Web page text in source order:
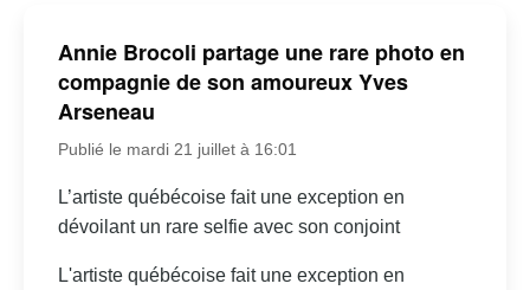
Annie Brocoli partage une rare photo en
compagnie de son amoureux Yves
Arseneau
Publié le mardi 21 juillet à 16:01
L’artiste québécoise fait une exception en
dévoilant un rare selfie avec son conjoint
L'artiste québécoise fait une exception en